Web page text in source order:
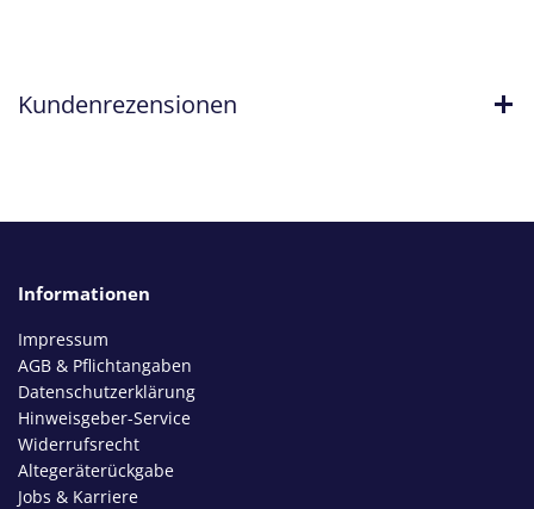
Kundenrezensionen
Informationen
Impressum
AGB & Pflichtangaben
Datenschutzerklärung
Hinweisgeber-Service
Widerrufsrecht
Altegeräterückgabe
Jobs & Karriere